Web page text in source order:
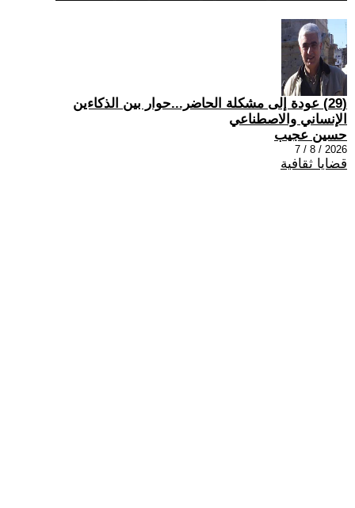
(29) عودة إلى مشكلة الحاضر...حوار بين الذكاءين
الإنساني والاصطناعي
حسين عجيب
2026 / 8 / 7
قضايا ثقافية